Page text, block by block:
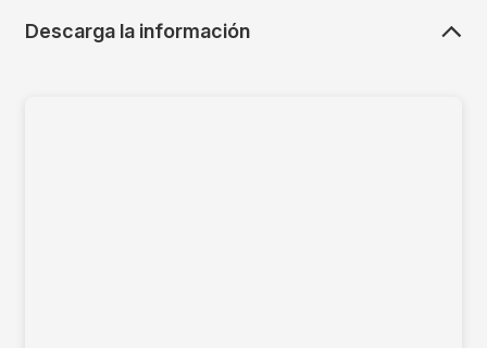
Descarga la información